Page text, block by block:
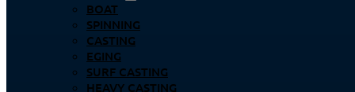
BOAT
SPINNING
CASTING
EGING
SURF CASTING
HEAVY CASTING